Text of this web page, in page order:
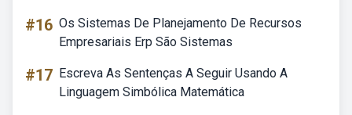
#16 Os Sistemas De Planejamento De Recursos
Empresariais Erp São Sistemas
#17 Escreva As Sentenças A Seguir Usando A
Linguagem Simbólica Matemática